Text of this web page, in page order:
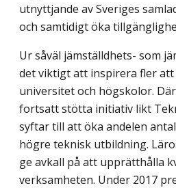
utnyttjande av Sveriges
och samtidigt öka
Ur såväl jämställdhets- som
det viktigt att inspirera fler att
universitet och högskolor.
fortsatt stötta initiativ likt
syftar till att öka andelen
högre teknisk utbildning.
ge avkall på att upprätthålla
verksamheten. Under 2017